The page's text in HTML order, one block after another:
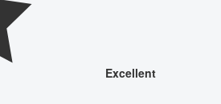
Excellent